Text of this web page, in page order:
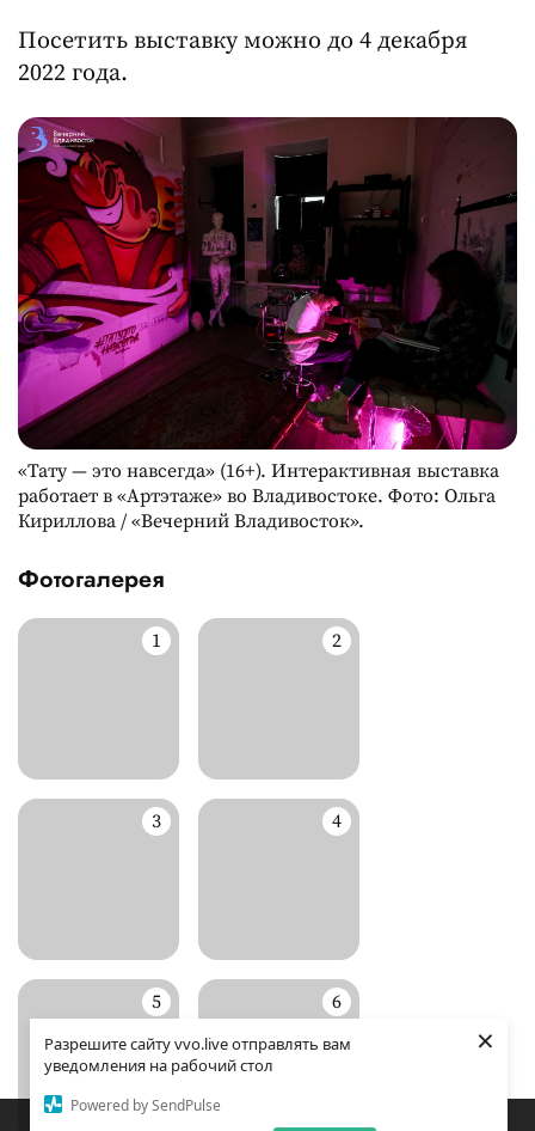
Разрешите сайту vvo.live отправлять вам
уведомления на рабочий стол
Powered by SendPulse
×
Закладки Поиск Открыть меню
Посетить выставку можно до 4 декабря
2022 года.
«Тату — это навсегда» (16+). Интерактивная выставка
работает в «Артэтаже» во Владивостоке. Фото: Ольга
Кириллова / «Вечерний Владивосток».
Фотогалерея